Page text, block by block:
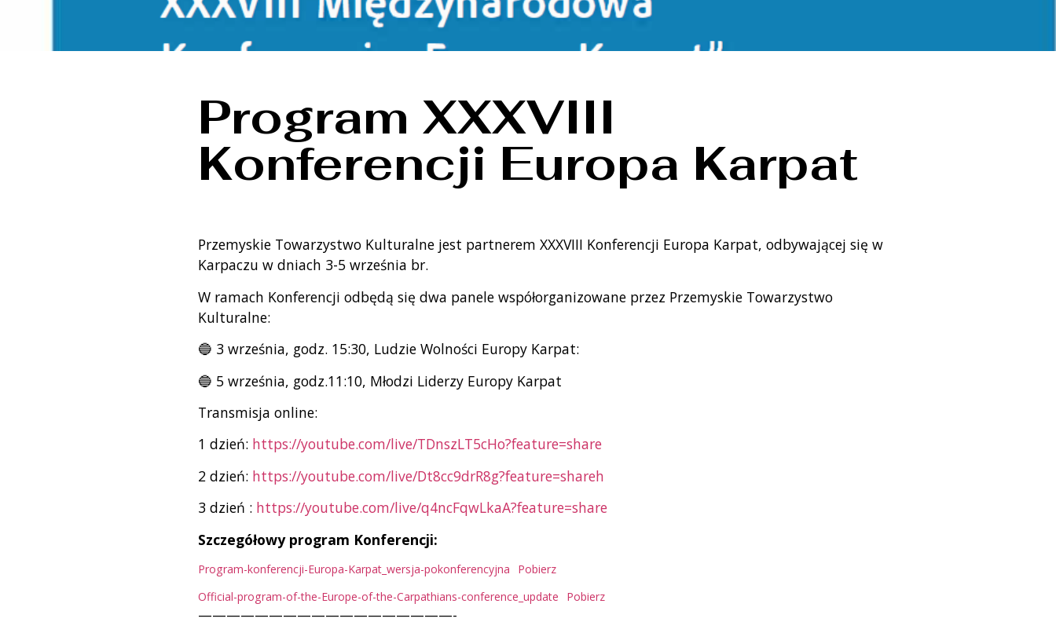
Program XXXVIII
Konferencji Europa Karpat
Przemyskie Towarzystwo Kulturalne jest partnerem XXXVIII Konferencji Europa Karpat, odbywającej się w
Karpaczu w dniach 3-5 września br.
W ramach Konferencji odbędą się dwa panele współorganizowane przez Przemyskie Towarzystwo
Kulturalne:
🔵 3 września, godz. 15:30, Ludzie Wolności Europy Karpat:
🔵 5 września, godz.11:10, Młodzi Liderzy Europy Karpat
Transmisja online:
1 dzień: https://youtube.com/live/TDnszLT5cHo?feature=share
2 dzień: https://youtube.com/live/Dt8cc9drR8g?feature=shareh
3 dzień : https://youtube.com/live/q4ncFqwLkaA?feature=share
Szczegółowy program Konferencji:
Program-konferencji-Europa-Karpat_wersja-pokonferencyjna
Pobierz
Official-program-of-the-Europe-of-the-Carpathians-conference_update
Pobierz
——————————————————-